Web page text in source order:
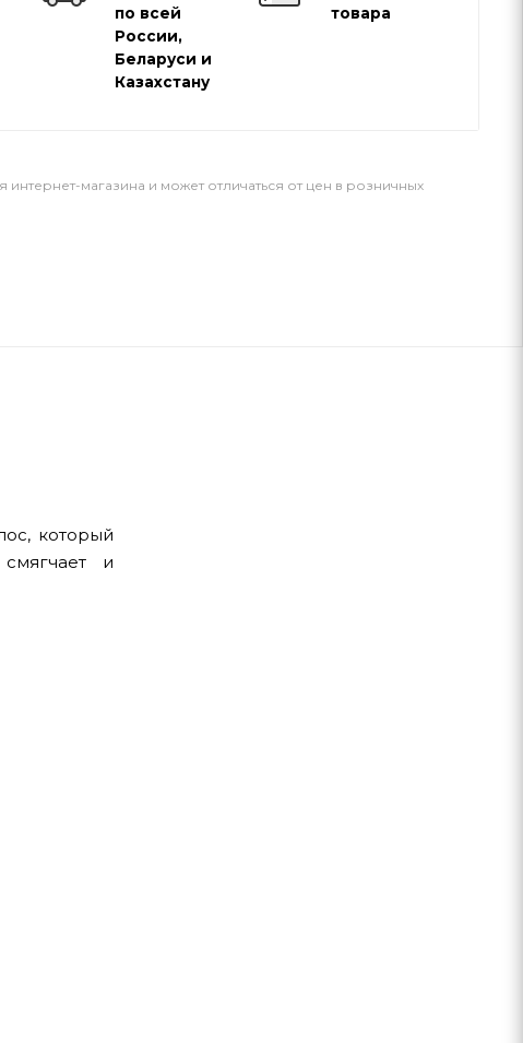
по всей
России,
Беларуси и
Казахстану
товара
интернет-магазина и может отличаться от цен в розничных
который
и